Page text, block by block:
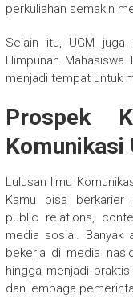
perkuliahan semakin
Selain itu, UGM juga
Himpunan Mahasiswa
menjadi tempat untuk
Prospek
Komunikasi
Lulusan Ilmu
Kamu bisa berkarier
public relations,
media sosial. Banyak
bekerja di media
hingga menjadi
dan lembaga